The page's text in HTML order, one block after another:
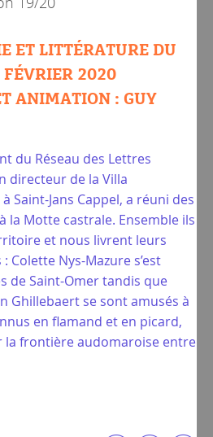
ET LITTÉRATURE DU
2020
ANIMATION : GUY
du Réseau des Lettres
directeur de la Villa
Saint-Jans Cappel, a réuni des
la Motte castrale. Ensemble ils
et nous livrent leurs
Colette Nys-Mazure s’est
de Saint-Omer tandis que
Ghillebaert se sont amusés à
en flamand et en picard,
frontière audomaroise entre